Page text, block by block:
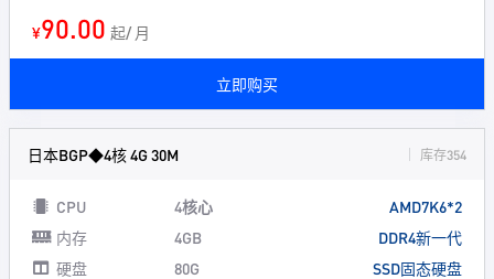
¥90.00 起/ 月
立即购买
日本BGP◆4核 4G 30M 库存354
CPU 4核心
AMD7K6*2
内存
4GB
DDR4新一代
硬盘
80G
SSD固态硬盘